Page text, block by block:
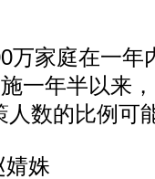
家庭在一年
一年半以来
数的比例可
姝